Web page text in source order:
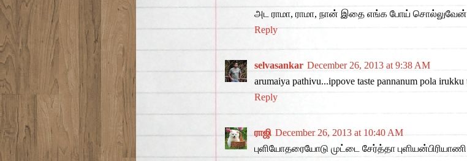
அட ராமா, ராமா, நான் இதை எங்க போய்
Reply
selvasankar December 26, 2013 at 9:38 AM
arumaiya pathivu...ippove taste pannanum pola irukku
Reply
ராஜி December 26, 2013 at 10:40 AM
புளியோதரையோடு முட்டை சேர்த்தா